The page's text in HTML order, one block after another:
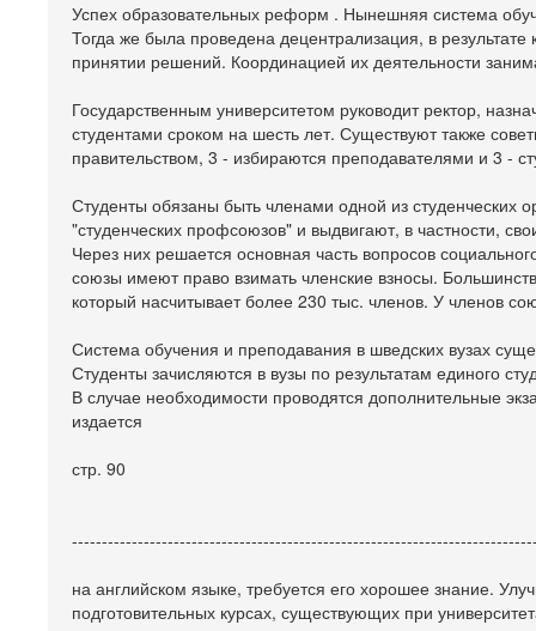
Успех образовательных реформ . Нынешняя система
Тогда же была проведена децентрализация, в
принятии решений. Координацией их деятельности
Государственным университетом руководит ректор,
студентами сроком на шесть лет. Существуют также
правительством, 3 - избираются преподавателями и 3 -
Студенты обязаны быть членами одной из студенческих
"студенческих профсоюзов" и выдвигают, в частности,
Через них решается основная часть вопросов
союзы имеют право взимать членские взносы.
который насчитывает более 230 тыс. членов. У членов
Система обучения и преподавания в шведских вузах
Студенты зачисляются в вузы по результатам единого
В случае необходимости проводятся дополнительные
издается
стр. 90
на английском языке, требуется его хорошее знание.
подготовительных курсах, существующих при